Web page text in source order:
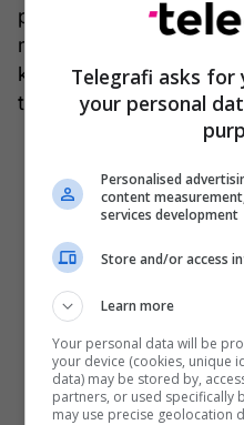
pajisje pune për
mungesa e tyre sot
kushtet elementare të
thënë kryesindikalisti.
Telegrafi asks for
your personal
Personalised
content
services development
Store and/or access
Learn more
Your personal data will be
your device (cookies, unique
data) may be stored by,
partners, or used specifically
may use precise geolocation